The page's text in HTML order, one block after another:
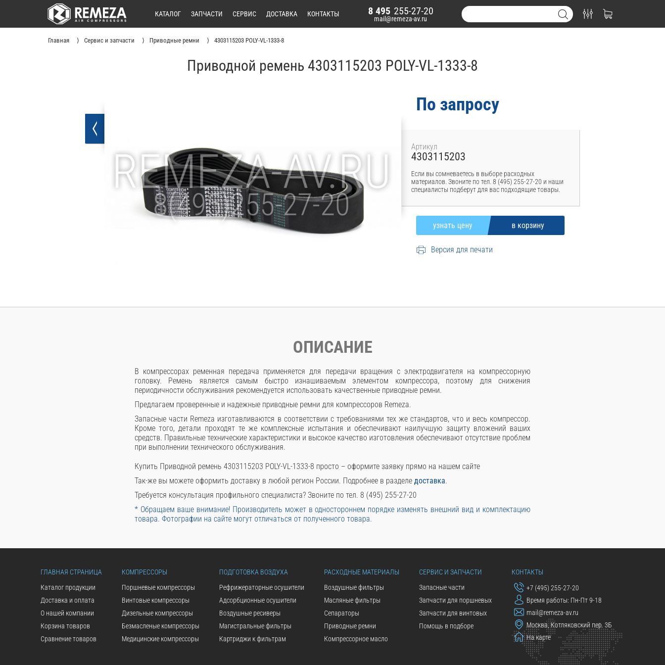
КАТАЛОГ ЗАПЧАСТИ СЕРВИС ДОСТАВКА КОНТАКТЫ 8 495 255-27-20
mail@remeza-av.ru
Главная Сервис и запчасти Приводные ремни 4303115203 POLY-VL-1333-8
Приводной ремень 4303115203 POLY-VL-1333-8
По запросу
Артикул
4303115203
Если вы сомневаетесь в выборе расходных
материалов. Звоните по тел. 8 (495) 255-27-20 и наши
специалисты подберут для вас подходящие товары.
Версия для печати
ОПИСАНИЕ
В компрессорах ременная передача применяется для передачи вращения с электродвигателя на компрессорную
головку. Ремень является самым быстро изнашиваемым элементом компрессора, поэтому для снижения
периодичности обслуживания рекомендуется использовать качественные приводные ремни.
Предлагаем проверенные и надежные приводные ремни для компрессоров Remeza.
Запасные части Remeza изготавливаются в соответствии с требованиями тех же стандартов, что и весь компрессор.
Кроме того, детали проходят те же комплексные испытания и обеспечивают наилучшую защиту вложений ваших
средств. Правильные технические характеристики и высокое качество изготовления обеспечивают отсутствие проблем
при выполнении технического обслуживания.
Купить Приводной ремень 4303115203 POLY-VL-1333-8 просто – оформите заявку прямо на нашем сайте
Так-же вы можете оформить доставку в любой регион России. Подробнее в разделе доставка.
Требуется консультация профильного специалиста? Звоните по тел. 8 (495) 255-27-20
* Обращаем ваше внимание! Производитель может в одностороннем порядке изменять внешний вид и комплектацию
товара. Фотографии на сайте могут отличаться от полученного товара.
ГЛАВНАЯ СТРАНИЦА
Каталог продукции
Доставка и оплата
О нашей компании
Корзина товаров
Сравнение товаров
КОМПРЕССОРЫ
Поршневые компрессоры
Винтовые компрессоры
Дизельные компрессоры
Безмасленые компрессоры
Медицинские компрессоры
ПОДГОТОВКА ВОЗДУХА
Рефрижераторные осушители
Адсорбционные осушители
Воздушные ресиверы
Магистральные фильтры
Картриджи к фильтрам
РАСХОДНЫЕ МАТЕРИАЛЫ
Воздушные фильтры
Масляные фильтры
Сепараторы
Приводные ремни
Компрессорное масло
СЕРВИС И ЗАПЧАСТИ
Запасные части
Запчасти для поршневых
Запчасти для винтовых
Помощь в подборе
КОНТАКТЫ
+7 (495) 255-27-20
Время работы: Пн-Пт 9-18
mail@remeza-av.ru
Москва, Котляковский пер. 3Б
На карте